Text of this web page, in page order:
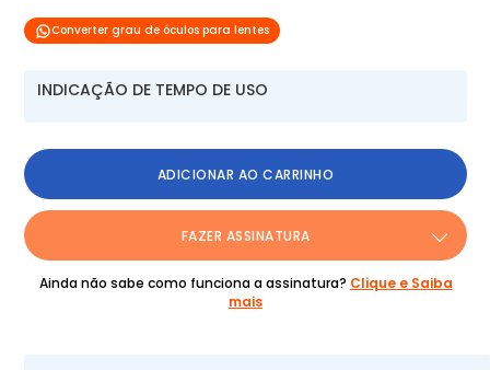
Converter grau de óculos para lentes
INDICAÇÃO DE TEMPO DE USO
ADICIONAR AO CARRINHO
FAZER ASSINATURA
Ainda não sabe como funciona a assinatura? Clique e Saiba
mais